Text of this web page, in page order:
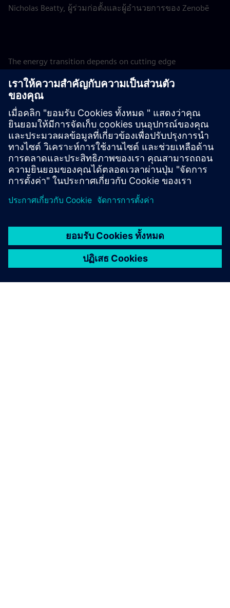
Nicholas Beatty, ผู้ร่วมก่อตั้งและผู้อำนวยการของ Zenobē
The energy transition depends on cutting edge
is a matter of urgency to support the ongoing build-out of
renewables. SFS is therefore proud to support
groundbreaking projects such as these, assisting Zenobē in
achieving its ambition to invest GBP 750m in the UK
battery storage market, accelerating the adoption of
renewables and helping to pave the way to a net-zero
future for the UK.